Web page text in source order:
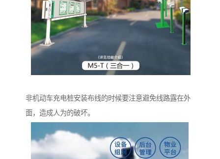
非机动车充电桩安装布线的时候要注意避免线路露在外
面，造成人为的破坏。